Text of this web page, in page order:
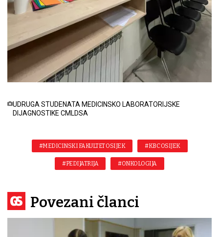
UDRUGA STUDENATA MEDICINSKO LABORATORIJSKE
DIJAGNOSTIKE CMLDSA
#MEDICINSKI FAKULTET OSIJEK #KBC OSIJEK
#PEDIJATRIJA #ONKOLOGIJA
Povezani članci